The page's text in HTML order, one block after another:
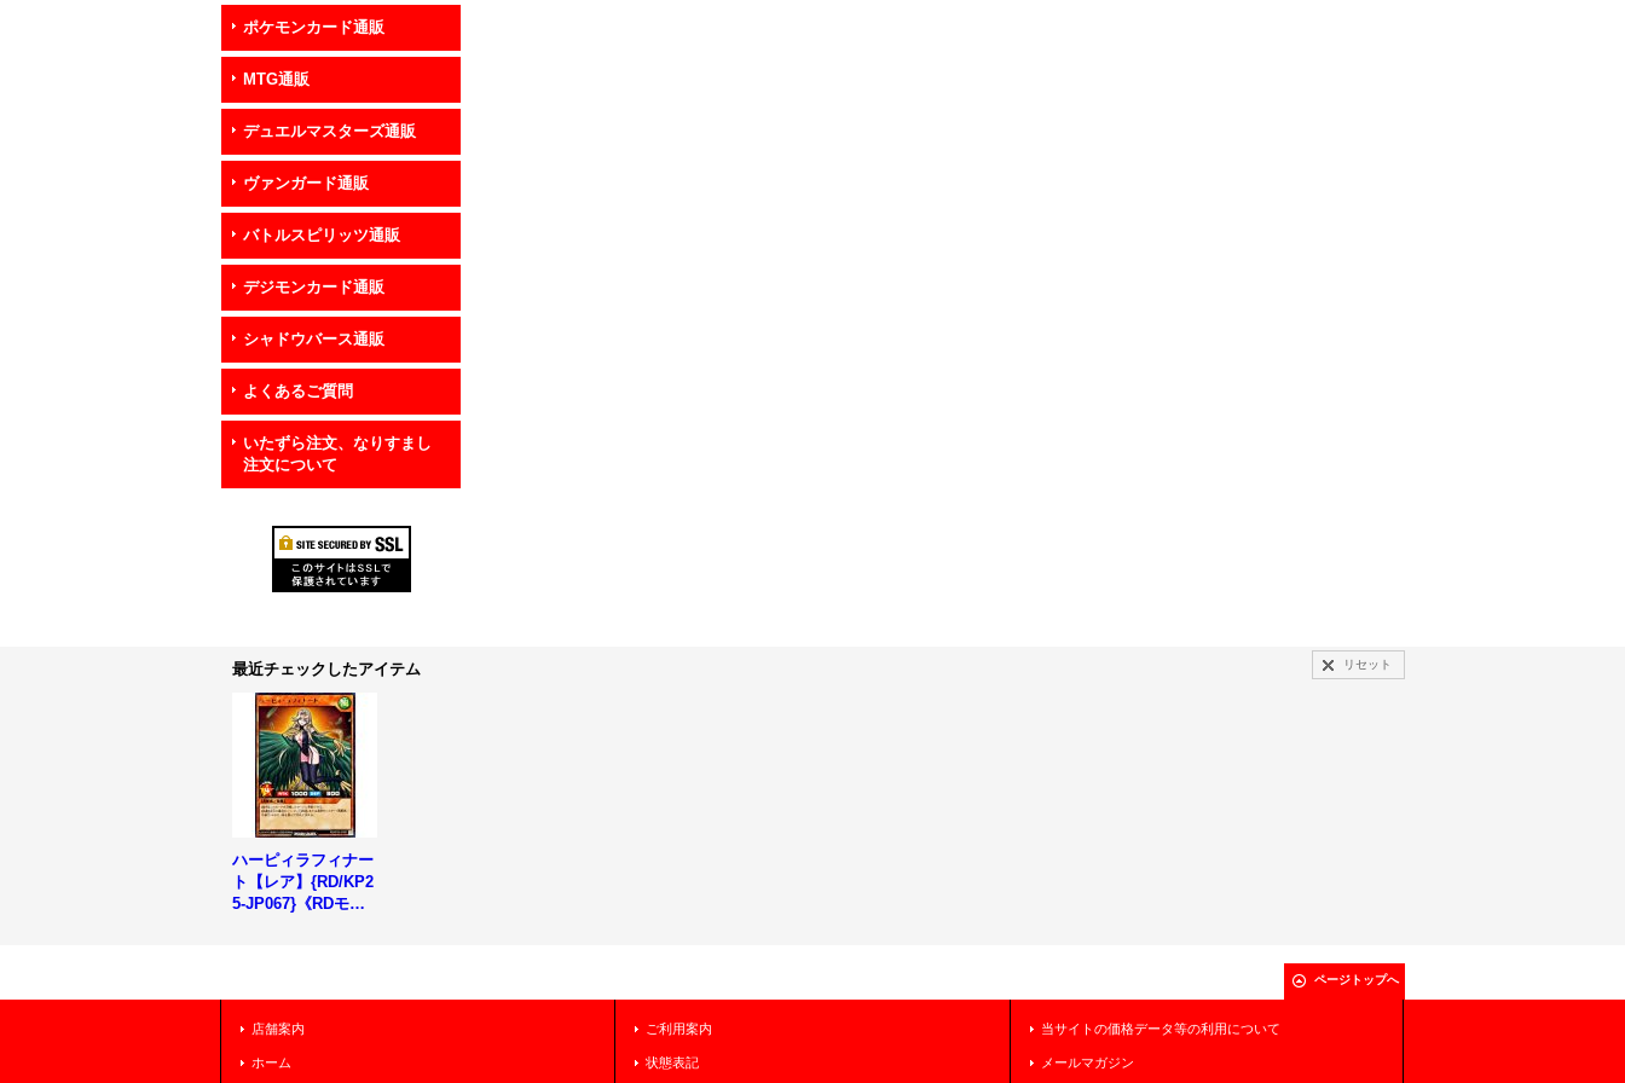
ポケモンカード通販
MTG通販
デュエルマスターズ通販
ヴァンガード通販
バトルスピリッツ通販
デジモンカード通販
シャドウバース通販
よくあるご質問
いたずら注文、なりすまし
注文について
最近チェックしたアイテム リセット
ハーピィラフィナー
ト【レア】{RD/KP2
5-JP067}《RDモン
ページトップへ
店舗案内
ホーム
ご利用案内
状態表記
当サイトの価格データ等の利用について
メールマガジン